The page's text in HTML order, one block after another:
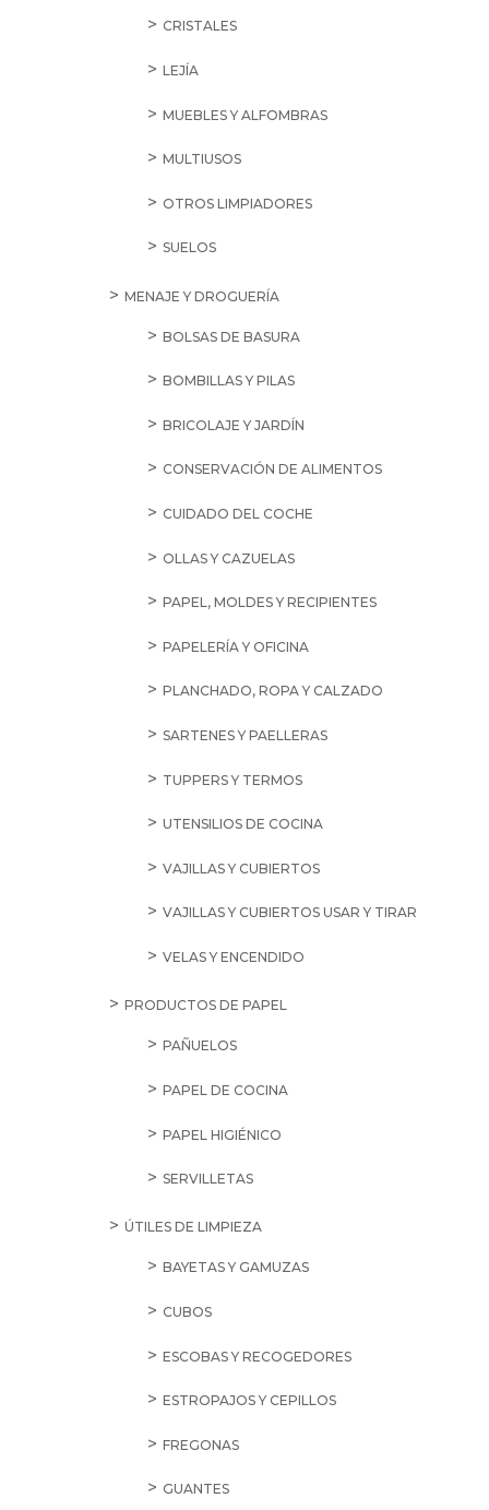
CRISTALES
LEJÍA
MUEBLES Y ALFOMBRAS
MULTIUSOS
OTROS LIMPIADORES
SUELOS
MENAJE Y DROGUERÍA
BOLSAS DE BASURA
BOMBILLAS Y PILAS
BRICOLAJE Y JARDÍN
CONSERVACIÓN DE ALIMENTOS
CUIDADO DEL COCHE
OLLAS Y CAZUELAS
PAPEL, MOLDES Y RECIPIENTES
PAPELERÍA Y OFICINA
PLANCHADO, ROPA Y CALZADO
SARTENES Y PAELLERAS
TUPPERS Y TERMOS
UTENSILIOS DE COCINA
VAJILLAS Y CUBIERTOS
VAJILLAS Y CUBIERTOS USAR Y TIRAR
VELAS Y ENCENDIDO
PRODUCTOS DE PAPEL
PAÑUELOS
PAPEL DE COCINA
PAPEL HIGIÉNICO
SERVILLETAS
ÚTILES DE LIMPIEZA
BAYETAS Y GAMUZAS
CUBOS
ESCOBAS Y RECOGEDORES
ESTROPAJOS Y CEPILLOS
FREGONAS
GUANTES